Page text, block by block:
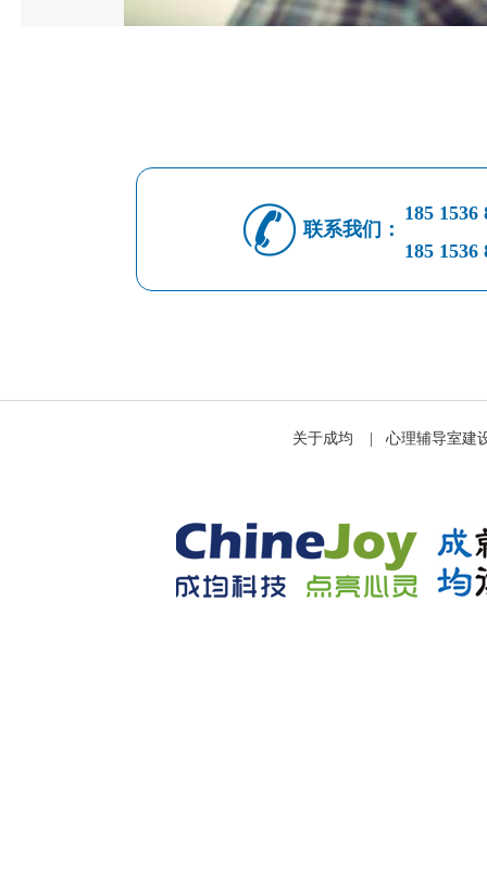
联系我们：
185 1536
185 1536
关于成均 心理辅导室建